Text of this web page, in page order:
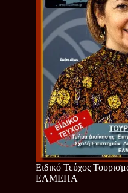
Ειδικό Τεύχος
ΕΛΜΕΠΑ